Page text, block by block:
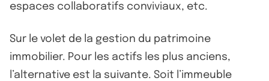
espaces collaboratifs conviviaux, etc.
Sur le volet de la gestion du patrimoine
immobilier. Pour les actifs les plus anciens,
l’alternative est la suivante. Soit l’immeuble